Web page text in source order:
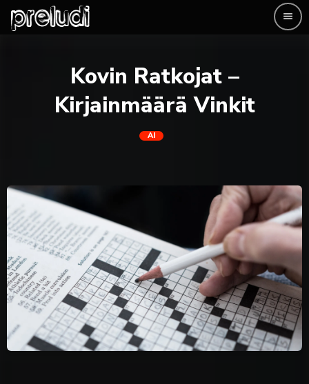
menu
Kovin Ratkojat –
Kirjainmäärä Vinkit
AI